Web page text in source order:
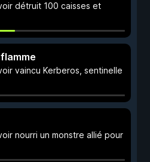
détruit 100 caisses et
vaincu Kerberos, sentinelle
nourri un monstre allié pour